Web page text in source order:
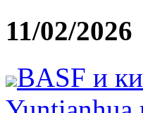
11/02/2026
BASF и